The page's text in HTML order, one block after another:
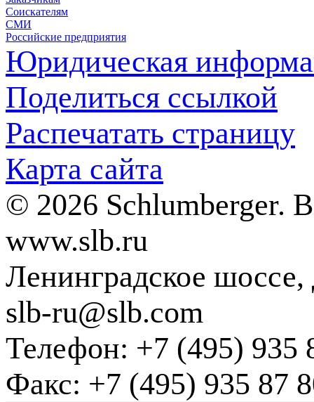
Соискателям
СМИ
Российские предприятия
Юридическая
Поделиться ссылкой
Распечатать страницу
Карта сайта
© 2026 Schlumberger.
www.slb.ru
Ленинградское
slb-ru@slb.com
Телефон: +7 (495) 935
Факс: +7 (495) 935 87